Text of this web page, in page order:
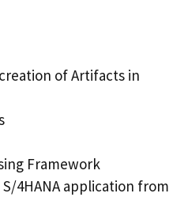
of Artifacts in
Framework
4HANA application from